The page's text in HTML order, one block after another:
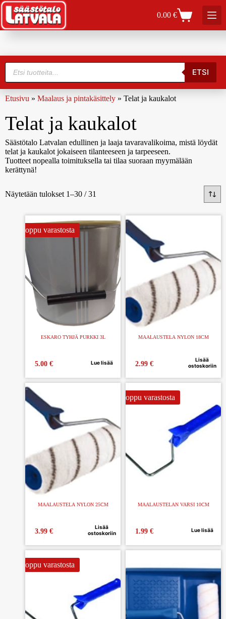
0.00€
ETSI
Etusivu » Maalaus ja pintakäsittely » Telat ja kaukalot
Telat ja kaukalot
Säästötalo Latvalan edullinen ja laaja tavaravalikoima, mistä löydät
telat ja kaukalot jokaiseen tilanteeseen ja tarpeeseen.
Tuotteet nopealla toimituksella tai tilaa suoraan myymälään
kerättynä!
Näytetään tulokset 1–30 / 31
Loppu varastosta
ESKARO TYHJÄ PURKKI 3L
5.00€ Lue lisää
MAALAUSTELA NYLON 18CM
2.99€
Lisää
ostoskoriin
MAALAUSTELA NYLON 25CM
3.99€
Lisää
ostoskoriin
Loppu varastosta
MAALAUSTELAN VARSI 10CM
1.99€ Lue lisää
Loppu varastosta